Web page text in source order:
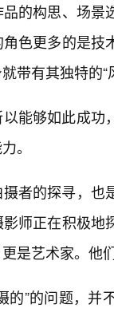
的构思、场
色更多的是
带有其独特的“
以能够如此成
。
者的探寻，
师正在积极
是艺术家。他
的”的问题，